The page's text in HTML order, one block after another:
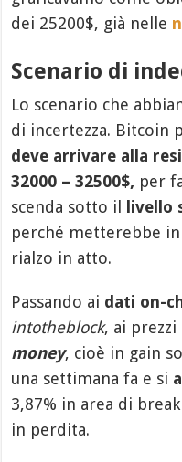
dei 25200$, già nelle
Scenario di
Lo scenario che
di incertezza. Bitcoin
deve arrivare alla
32000 – 32500$, per
scenda sotto il
livello
perché metterebbe
rialzo in atto.
Passando ai dati on-
intotheblock, ai
money, cioè in gain
una settimana fa e si
3,87% in area di
in perdita.